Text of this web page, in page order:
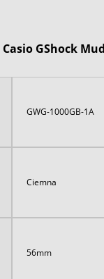
GShock
GWG-1000GB-1A
Ciemna
56mm